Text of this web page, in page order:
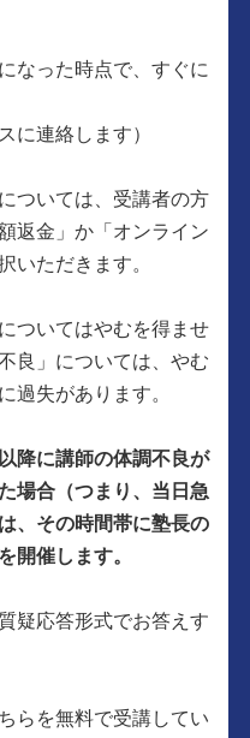
なった時点で、すぐに
に連絡します）
ついては、受講者の方
返金」か「オンライン
いただきます。
ついてはやむを得ませ
良」については、やむ
過失があります。
降に講師の体調不良が
場合（つまり、当日急
、その時間帯に塾長の
開催します。
疑応答形式でお答えす
らを無料で受講してい